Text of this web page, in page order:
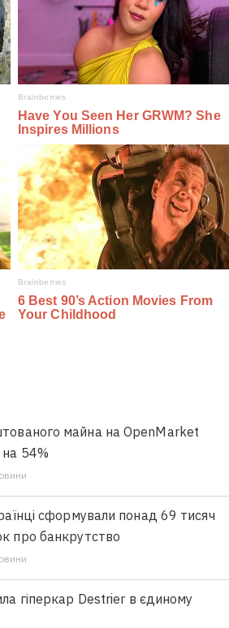
майна на OpenMarket
54%
сформували понад 69 тисяч
про банкрутство
гіперкар Destrier в єдиному